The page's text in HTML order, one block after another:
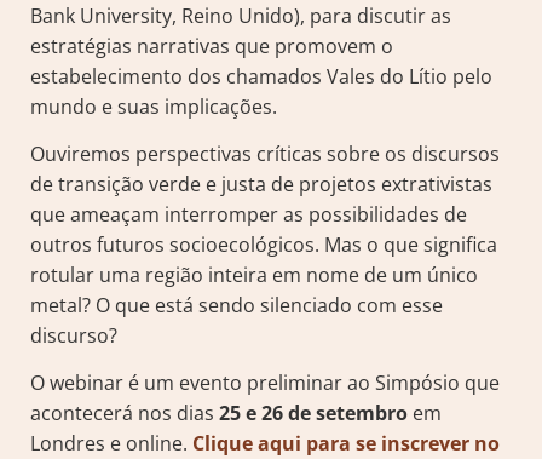
Bank University, Reino Unido), para discutir as
estratégias narrativas que promovem o
estabelecimento dos chamados Vales do Lítio pelo
mundo e suas implicações.
Ouviremos perspectivas críticas sobre os discursos
de transição verde e justa de projetos extrativistas
que ameaçam interromper as possibilidades de
outros futuros socioecológicos. Mas o que significa
rotular uma região inteira em nome de um único
metal? O que está sendo silenciado com esse
discurso?
O webinar é um evento preliminar ao Simpósio que
acontecerá nos dias 25 e 26 de setembro em
Londres e online. Clique aqui para se inscrever no